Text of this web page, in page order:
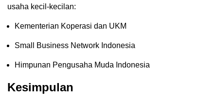
usaha kecil-kecilan:
Kementerian Koperasi dan UKM
Small Business Network Indonesia
Himpunan Pengusaha Muda Indonesia
Kesimpulan